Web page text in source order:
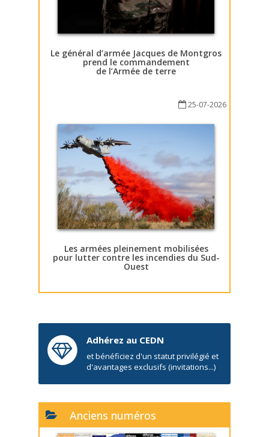
Le général d’armée Jacques de Montgros
prend le commandement
de l’Armée de terre
25-07-2026
Les armées pleinement mobilisées
pour lutter contre les incendies du Sud-
Ouest
Adhérez au CEDN
et bénéficiez d'un statut privilégié et
d'avantages exclusifs (invitations...)
Anciens numéros